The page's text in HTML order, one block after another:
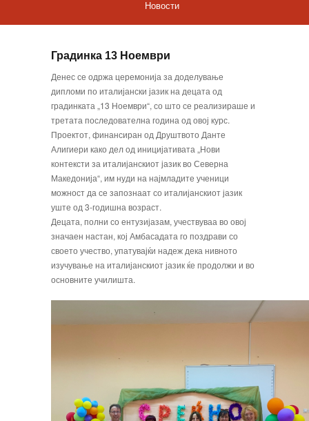
Новости
Градинка 13 Ноември
Денес се одржа церемонија за доделување
дипломи по италијански јазик на децата од
градинката „13 Ноември“, со што се реализираше и
третата последователна година од овој курс.
Проектот, финансиран од Друштвото Данте
Алигиери како дел од иницијативата „Нови
контексти за италијанскиот јазик во Северна
Македонија“, им нуди на најмладите ученици
можност да се запознаат со италијанскиот јазик
уште од 3-годишна возраст.
Децата, полни со ентузијазам, учествуваа во овој
значаен настан, кој Амбасадата го поздрави со
своето учество, упатувајќи надеж дека нивното
изучување на италијанскиот јазик ќе продолжи и во
основните училишта.